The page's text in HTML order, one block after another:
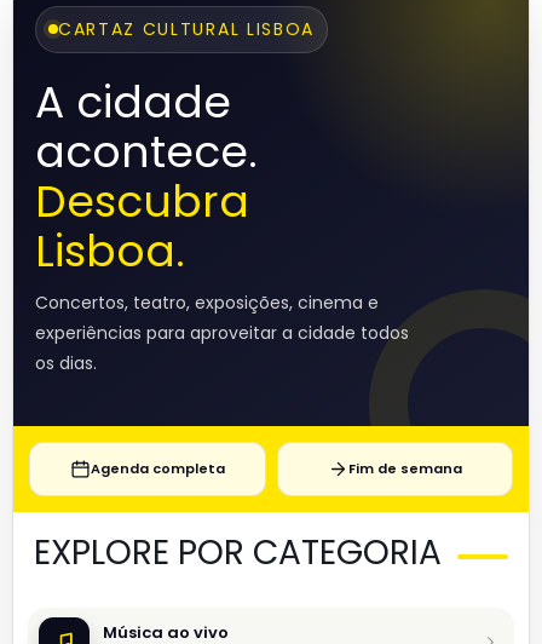
CARTAZ CULTURAL LISBOA
A cidade
acontece.
Descubra
Lisboa.
Concertos, teatro, exposições, cinema e
experiências para aproveitar a cidade todos
os dias.
Agenda completa Fim de semana
EXPLORE POR CATEGORIA
Música ao vivo